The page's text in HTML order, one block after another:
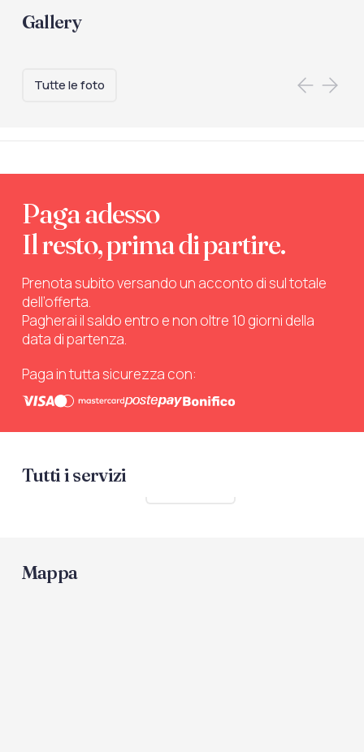
Gallery
Tutte le foto
Paga adesso
Il resto, prima di partire.
Prenota subito versando un acconto di sul totale
dell’offerta.
Pagherai il saldo entro e non oltre 10 giorni della
data di partenza.
Paga in tutta sicurezza con:
Tutti i servizi
Mappa